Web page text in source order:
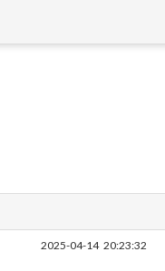
2025-04-14 20:23:32